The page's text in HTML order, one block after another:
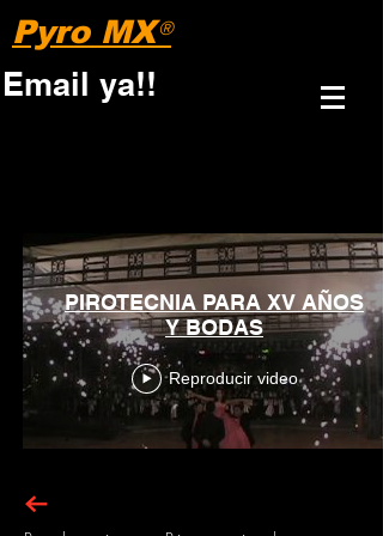
Email ya!!
Pyro MX®
PIROTECNIA PARA XV AÑOS
Y BODAS
Reproducir video